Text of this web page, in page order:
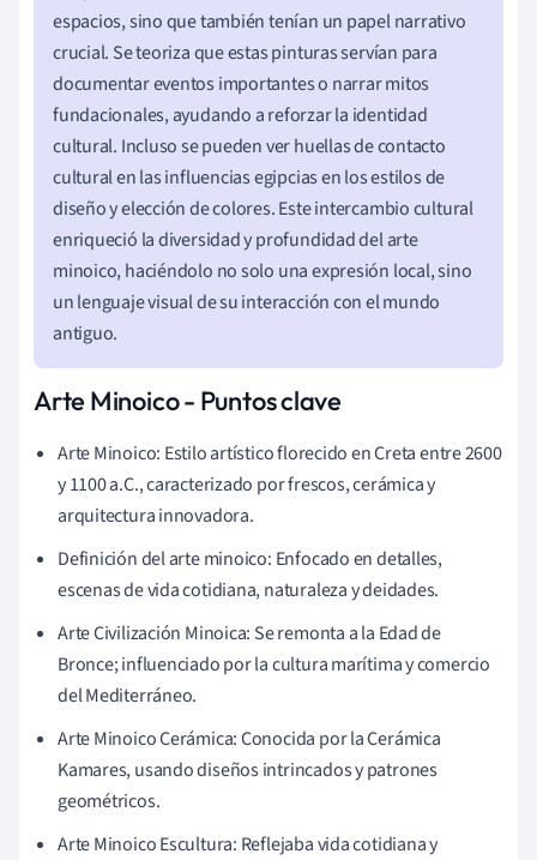
espacios, sino que también tenían un papel narrativo
crucial. Se teoriza que estas pinturas servían para
documentar eventos importantes o narrar mitos
fundacionales, ayudando a reforzar la identidad
cultural. Incluso se pueden ver huellas de contacto
cultural en las influencias egipcias en los estilos de
diseño y elección de colores. Este intercambio cultural
enriqueció la diversidad y profundidad del arte
minoico, haciéndolo no solo una expresión local, sino
un lenguaje visual de su interacción con el mundo
antiguo.
Arte Minoico - Puntos clave
Arte Minoico: Estilo artístico florecido en Creta entre 2600
y 1100 a.C., caracterizado por frescos, cerámica y
arquitectura innovadora.
Definición del arte minoico: Enfocado en detalles,
escenas de vida cotidiana, naturaleza y deidades.
Arte Civilización Minoica: Se remonta a la Edad de
Bronce; influenciado por la cultura marítima y comercio
del Mediterráneo.
Arte Minoico Cerámica: Conocida por la Cerámica
Kamares, usando diseños intrincados y patrones
geométricos.
Arte Minoico Escultura: Reflejaba vida cotidiana y